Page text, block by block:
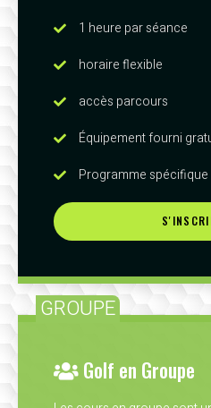
1 heure par séance
horaire flexible
accès parcours
Équipement fourni
Programme spécifique
GROUPE
Golf en Groupe